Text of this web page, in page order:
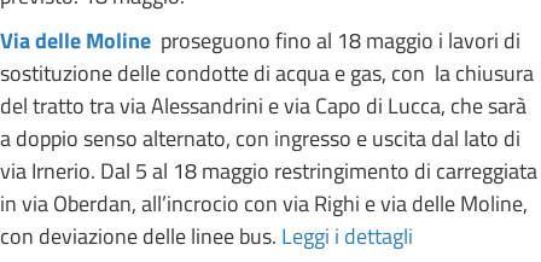
Via delle Moline proseguono fino al 18 maggio i lavori di
sostituzione delle condotte di acqua e gas, con la chiusura
del tratto tra via Alessandrini e via Capo di Lucca, che sarà
a doppio senso alternato, con ingresso e uscita dal lato di
via Irnerio. Dal 5 al 18 maggio restringimento di carreggiata
in via Oberdan, all’incrocio con via Righi e via delle Moline,
con deviazione delle linee bus. Leggi i dettagli